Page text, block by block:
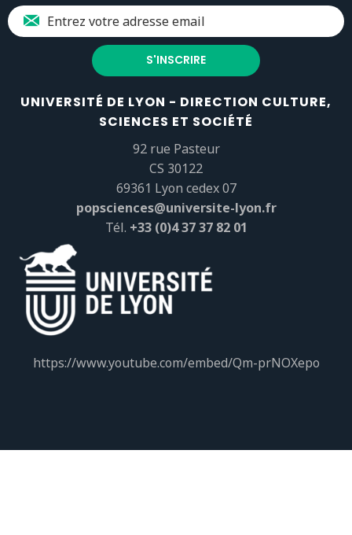
UNIVERSITÉ DE LYON - DIRECTION CULTURE,
SCIENCES ET SOCIÉTÉ
92 rue Pasteur
CS 30122
69361 Lyon cedex 07
popsciences@universite-lyon.fr
Tél. +33 (0)4 37 37 82 01
https://www.youtube.com/embed/Qm-prNOXepo